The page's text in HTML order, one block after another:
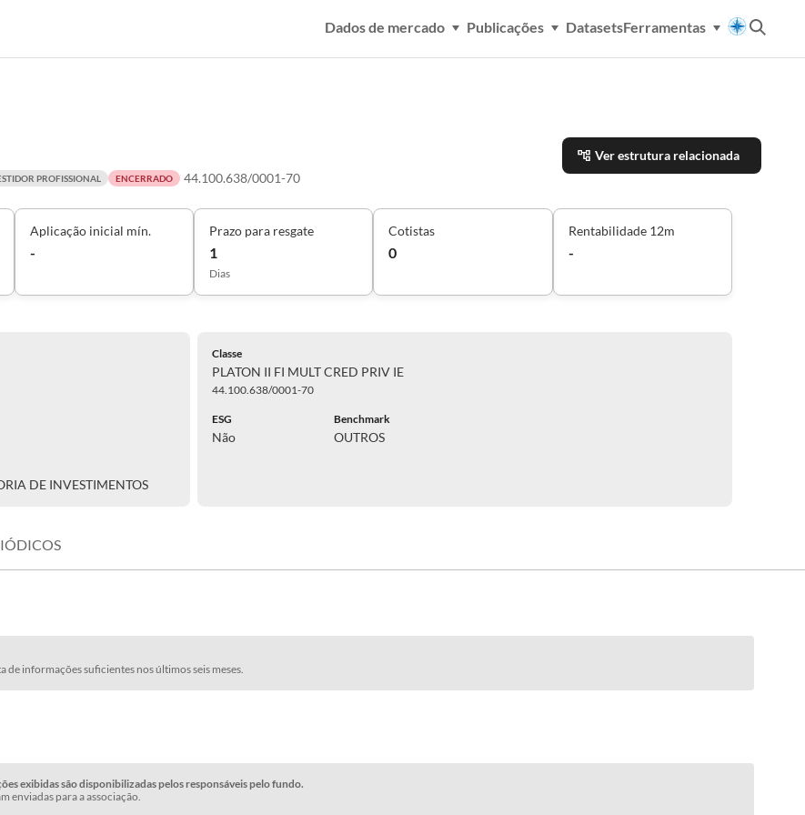
Dados de mercado Publicações DatasetsFerramentas
PROFISSIONAL ENCERRADO 44.100.638/0001-70
Ver estrutura relacionada
Aplicação inicial mín.
-
Prazo para resgate
1
Dias
Cotistas
0
Rentabilidade 12m
-
DE INVESTIMENTOS
Classe
PLATON II FI MULT CRED PRIV IE
44.100.638/0001-70
ESG
Não
Benchmark
OUTROS
informações suficientes nos últimos seis meses.
exibidas são disponibilizadas pelos responsáveis pelo fundo.
enviadas para a associação.